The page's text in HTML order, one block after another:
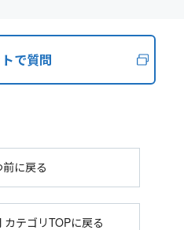
で質問
前に戻る
カテゴリTOPに戻る